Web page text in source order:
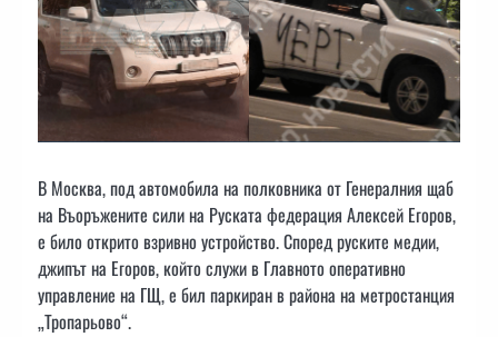
В Москва, под автомобила на полковника от Генералния щаб
на Въоръжените сили на Руската федерация Алексей Егоров,
е било открито взривно устройство. Според руските медии,
джипът на Егоров, който служи в Главното оперативно
управление на ГЩ, е бил паркиран в района на метростанция
„Тропарьово“.